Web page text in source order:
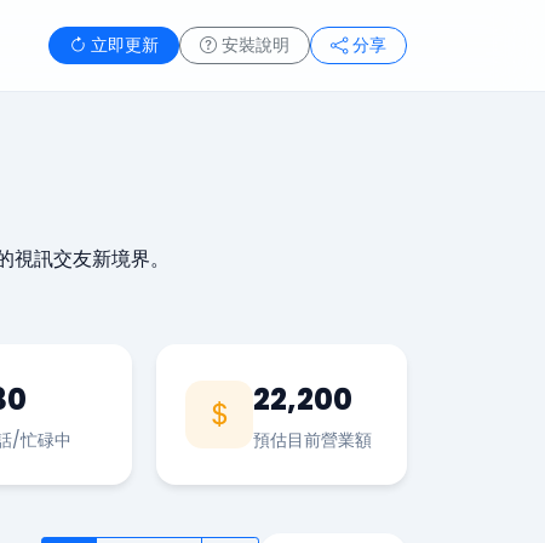
立即更新 安裝說明 分享
訊交友新境界。
/忙碌中
22,200
預估目前營業額